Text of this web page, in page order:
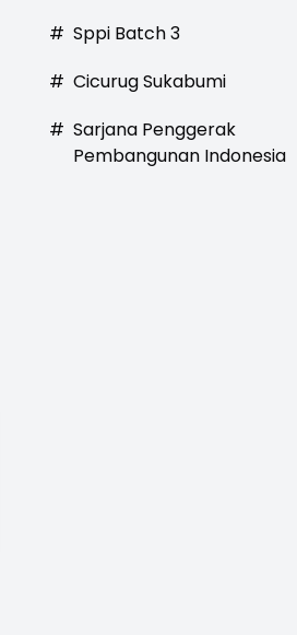
# Sppi Batch 3
# Cicurug Sukabumi
# Sarjana Penggerak
Pembangunan Indonesia